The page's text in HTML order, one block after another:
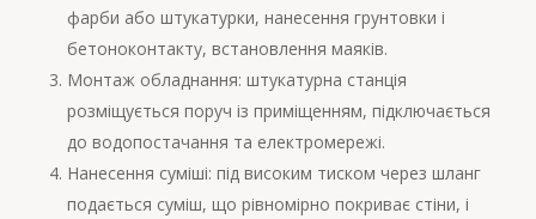
фарби або штукатурки, нанесення грунтовки і
бетоноконтакту, встановлення маяків.
Монтаж обладнання: штукатурна станція
розміщується поруч із приміщенням, підключається
до водопостачання та електромережі.
Нанесення суміші: під високим тиском через шланг
подається суміш, що рівномірно покриває стіни, і